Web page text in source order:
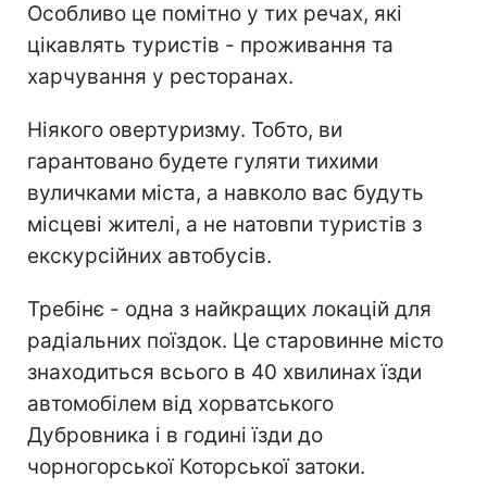
Особливо це помітно у тих речах, які
цікавлять туристів - проживання та
харчування у ресторанах.
Ніякого овертуризму. Тобто, ви
гарантовано будете гуляти тихими
вуличками міста, а навколо вас будуть
місцеві жителі, а не натовпи туристів з
екскурсійних автобусів.
Требінє - одна з найкращих локацій для
радіальних поїздок. Це старовинне місто
знаходиться всього в 40 хвилинах їзди
автомобілем від хорватського
Дубровника і в годині їзди до
чорногорської Которської затоки.